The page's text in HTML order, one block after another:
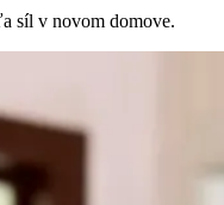
síl v novom domove.